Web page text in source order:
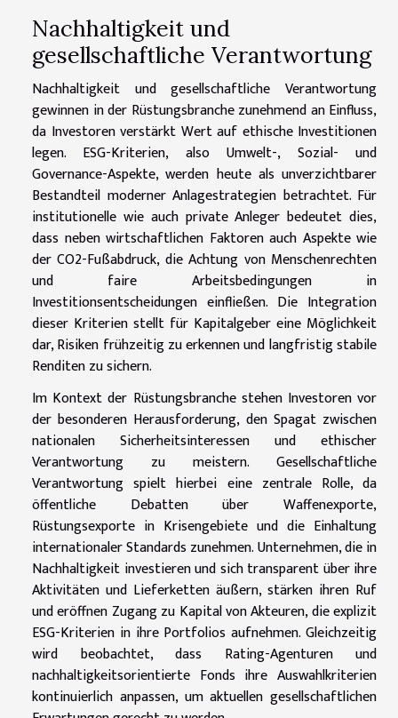
Nachhaltigkeit und
gesellschaftliche Verantwortung
Nachhaltigkeit und gesellschaftliche Verantwortung
gewinnen in der Rüstungsbranche zunehmend an Einfluss,
da Investoren verstärkt Wert auf ethische Investitionen
legen. ESG-Kriterien, also Umwelt-, Sozial- und
Governance-Aspekte, werden heute als unverzichtbarer
Bestandteil moderner Anlagestrategien betrachtet. Für
institutionelle wie auch private Anleger bedeutet dies,
dass neben wirtschaftlichen Faktoren auch Aspekte wie
der CO2-Fußabdruck, die Achtung von Menschenrechten
und faire Arbeitsbedingungen in
Investitionsentscheidungen einfließen. Die Integration
dieser Kriterien stellt für Kapitalgeber eine Möglichkeit
dar, Risiken frühzeitig zu erkennen und langfristig stabile
Renditen zu sichern.
Im Kontext der Rüstungsbranche stehen Investoren vor
der besonderen Herausforderung, den Spagat zwischen
nationalen Sicherheitsinteressen und ethischer
Verantwortung zu meistern. Gesellschaftliche
Verantwortung spielt hierbei eine zentrale Rolle, da
öffentliche Debatten über Waffenexporte,
Rüstungsexporte in Krisengebiete und die Einhaltung
internationaler Standards zunehmen. Unternehmen, die in
Nachhaltigkeit investieren und sich transparent über ihre
Aktivitäten und Lieferketten äußern, stärken ihren Ruf
und eröffnen Zugang zu Kapital von Akteuren, die explizit
ESG-Kriterien in ihre Portfolios aufnehmen. Gleichzeitig
wird beobachtet, dass Rating-Agenturen und
nachhaltigkeitsorientierte Fonds ihre Auswahlkriterien
kontinuierlich anpassen, um aktuellen gesellschaftlichen